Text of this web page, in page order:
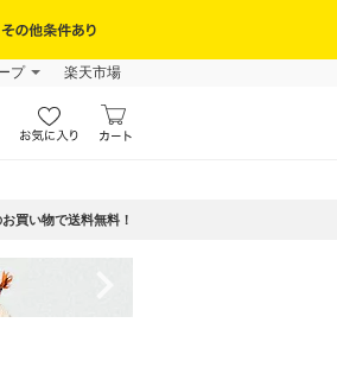
プ 楽天市場
買い物で送料無料！